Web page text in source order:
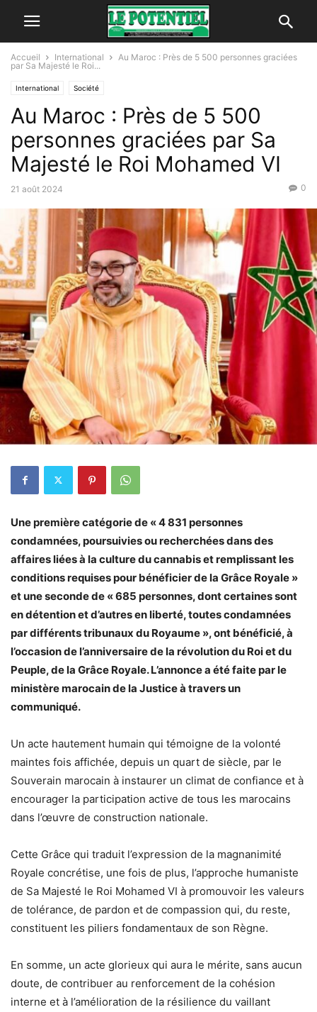
Accueil International
Au Maroc : Près de 5 500 personnes graciées
par Sa Majesté le Roi...
International Société
Au Maroc : Près de 5 500
personnes graciées par Sa
Majesté le Roi Mohamed VI
21 août 2024 0
Une première catégorie de « 4 831 personnes
condamnées, poursuivies ou recherchées dans des
affaires liées à la culture du cannabis et remplissant les
conditions requises pour bénéficier de la Grâce Royale »
et une seconde de « 685 personnes, dont certaines sont
en détention et d’autres en liberté, toutes condamnées
par différents tribunaux du Royaume », ont bénéficié, à
l’occasion de l’anniversaire de la révolution du Roi et du
Peuple, de la Grâce Royale. L’annonce a été faite par le
ministère marocain de la Justice à travers un
communiqué.
Un acte hautement humain qui témoigne de la volonté
maintes fois affichée, depuis un quart de siècle, par le
Souverain marocain à instaurer un climat de confiance et à
encourager la participation active de tous les marocains
dans l’œuvre de construction nationale.
Cette Grâce qui traduit l’expression de la magnanimité
Royale concrétise, une fois de plus, l’approche humaniste
de Sa Majesté le Roi Mohamed VI à promouvoir les valeurs
de tolérance, de pardon et de compassion qui, du reste,
constituent les piliers fondamentaux de son Règne.
En somme, un acte glorieux qui aura le mérite, sans aucun
doute, de contribuer au renforcement de la cohésion
interne et à l’amélioration de la résilience du vaillant